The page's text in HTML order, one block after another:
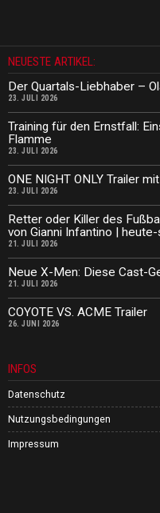
NEUESTE ARTIKEL:
Der Quartals-Liebhaber –
23. JULI 2026
Training für den Ernstfall:
Flamme
23. JULI 2026
ONE NIGHT ONLY Trailer
23. JULI 2026
Retter oder Killer des
von Gianni Infantino |
21. JULI 2026
Neue X-Men: Diese Cast-
21. JULI 2026
COYOTE VS. ACME Trailer
26. JUNI 2026
INFOS
Datenschutz
Nutzungsbedingungen
Impressum